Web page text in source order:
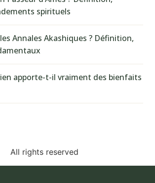
spirituels
Annales Akashiques ? Définition,
apporte-t-il vraiment des bienfaits
All rights reserved